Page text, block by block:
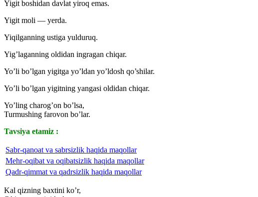
Yigit boshidan davlat yiroq emas.
Yigit moli — yerda.
Yiqilganning ustiga yulduruq.
Yig’laganning oldidan ingragan chiqar.
Yo’li bo’lgan yigitga yo’ldan yo’ldosh qo’shilar.
Yo’li bo’lgan yigitning yangasi oldidan chiqar.
Yo’ling charog’on bo’lsa,
Turmushing farovon bo’lar.
Tavsiya etamiz :
Sabr-qanoat va sabrsizlik haqida maqollar
Mehr-oqibat va oqibatsizlik haqida maqollar
Qadr-qimmat va qadrsizlik haqida maqollar
Kal qizning baxtini ko’r,